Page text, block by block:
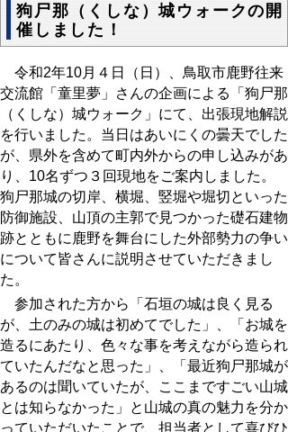
狗尸那（くしな）城ウォークの開
催しました！
令和2年10月４日（日）、鳥取市鹿野往来
交流館「童里夢」さんの企画による「狗尸那
（くしな）城ウォーク」にて、出張現地解説
を行いました。当日はあいにくの曇天でした
が、県外を含めて町内外からの申し込みがあ
り、10名ずつ３回現地をご案内しました。
狗尸那城の切岸、横堀、竪堀や堀切といった
防御施設、山頂の主郭で見つかった礎石建物
跡とともに鹿野を舞台にした外部勢力の争い
について皆さんに説明させていただきまし
た。
参加された方から「石垣の城は良く見る
が、土のみの城は初めてでした」、「お城を
造るにあたり、色々な事を考えながら造られ
ていたんだなと思った」、「最近狗尸那城が
あるのは聞いていたが、ここまですごい山城
とは知らなかった」と山城の真の魅力を分か
っていただいたことで、担当者として喜びひ